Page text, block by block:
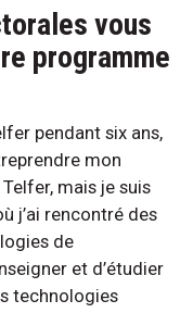
vous
programme
pendant six ans,
mon
mais je suis
j’ai rencontré des
de
et d’étudier
technologies